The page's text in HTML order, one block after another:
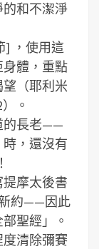
和不潔淨
] ，使用這
體，重點
（耶利米
。
的長老——
，還沒有
摩太後書
約——因此
聖經」。
清除彌賽